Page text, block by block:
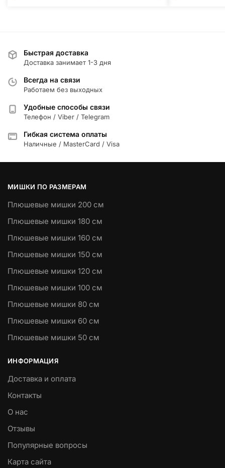
Быстрая доставка
Доставка занимает 1-3 дня
Всегда на связи
Работаем без выходных
Удобные способы связи
Телефон / Viber / Telegram
Гибкая система оплаты
Наличные / MasterCard / Visa
МИШКИ ПО РАЗМЕРАМ
Плюшевые мишки 200 см
Плюшевые мишки 180 см
Плюшевые мишки 160 см
Плюшевые мишки 150 см
Плюшевые мишки 120 см
Плюшевые мишки 100 см
Плюшевые мишки 80 см
Плюшевые мишки 60 см
Плюшевые мишки 50 см
ИНФОРМАЦИЯ
Доставка и оплата
Контакты
О нас
Отзывы
Популярные вопросы
Карта сайта